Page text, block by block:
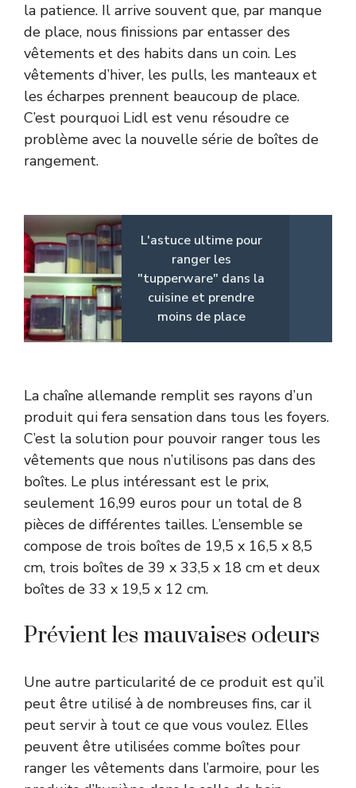
la patience. Il arrive souvent que, par manque
de place, nous finissions par entasser des
vêtements et des habits dans un coin. Les
vêtements d’hiver, les pulls, les manteaux et
les écharpes prennent beaucoup de place.
C’est pourquoi Lidl est venu résoudre ce
problème avec la nouvelle série de boîtes de
rangement.
L'astuce ultime pour
ranger les
"tupperware" dans la
cuisine et prendre
moins de place
La chaîne allemande remplit ses rayons d’un
produit qui fera sensation dans tous les foyers.
C’est la solution pour pouvoir ranger tous les
vêtements que nous n’utilisons pas dans des
boîtes. Le plus intéressant est le prix,
seulement 16,99 euros pour un total de 8
pièces de différentes tailles. L’ensemble se
compose de trois boîtes de 19,5 x 16,5 x 8,5
cm, trois boîtes de 39 x 33,5 x 18 cm et deux
boîtes de 33 x 19,5 x 12 cm.
Prévient les mauvaises odeurs
Une autre particularité de ce produit est qu’il
peut être utilisé à de nombreuses fins, car il
peut servir à tout ce que vous voulez. Elles
peuvent être utilisées comme boîtes pour
ranger les vêtements dans l’armoire, pour les